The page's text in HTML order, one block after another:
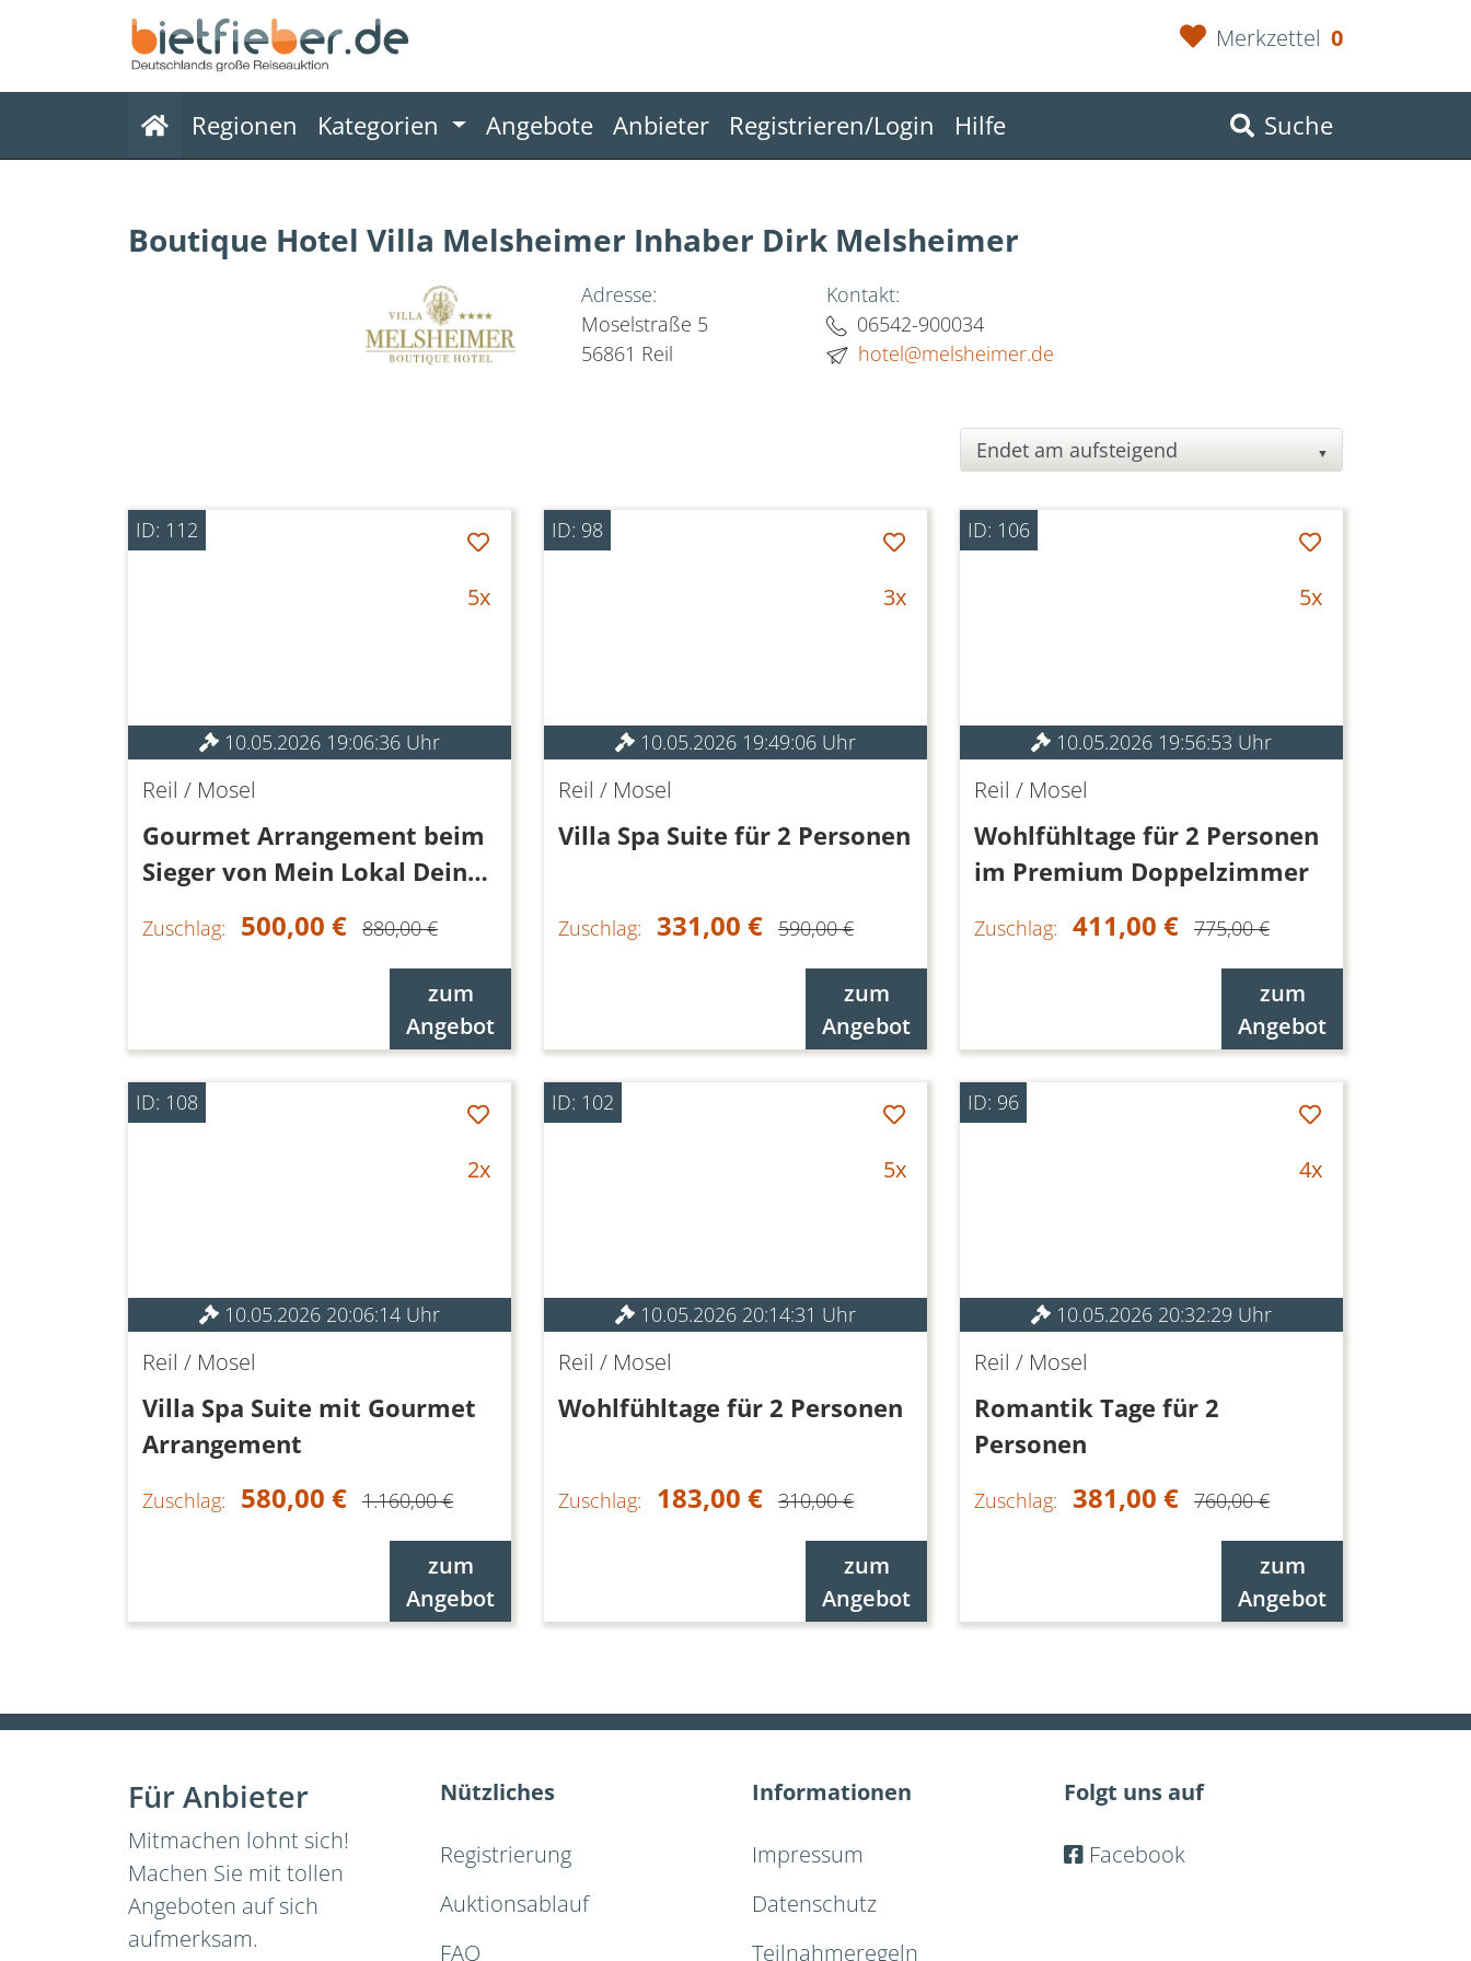
Merkzettel 0
(current)
Regionen Kategorien Angebote Anbieter Registrieren/Login Hilfe Suche
Boutique Hotel Villa Melsheimer Inhaber Dirk Melsheimer
Adresse:
Moselstraße 5
56861 Reil
Kontakt:
06542-900034
hotel@melsheimer.de
▼
ID: 112
5x
10.05.2026 19:06:36 Uhr
Reil / Mosel
Gourmet Arrangement beim
Sieger von Mein Lokal Dein
Zuschlag: 500,00 € 880,00 €
zum
Angebot
ID: 98
3x
10.05.2026 19:49:06 Uhr
Reil / Mosel
Villa Spa Suite für 2 Personen
Zuschlag: 331,00 € 590,00 €
zum
Angebot
ID: 106
5x
10.05.2026 19:56:53 Uhr
Reil / Mosel
Wohlfühltage für 2 Personen
im Premium Doppelzimmer
Zuschlag: 411,00 € 775,00 €
zum
Angebot
ID: 108
2x
10.05.2026 20:06:14 Uhr
Reil / Mosel
Villa Spa Suite mit Gourmet
Arrangement
Zuschlag: 580,00 € 1.160,00 €
zum
Angebot
ID: 102
5x
10.05.2026 20:14:31 Uhr
Reil / Mosel
Wohlfühltage für 2 Personen
Zuschlag: 183,00 € 310,00 €
zum
Angebot
ID: 96
4x
10.05.2026 20:32:29 Uhr
Reil / Mosel
Romantik Tage für 2
Personen
Zuschlag: 381,00 € 760,00 €
zum
Angebot
Für Anbieter
Mitmachen lohnt sich!
Machen Sie mit tollen
Angeboten auf sich
aufmerksam.
Nützliches
Registrierung
Auktionsablauf
FAQ
Informationen
Impressum
Datenschutz
Teilnahmeregeln
Folgt uns auf
Facebook